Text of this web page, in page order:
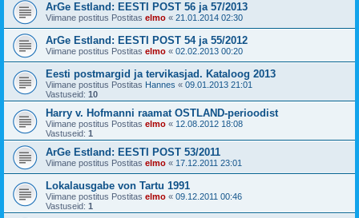
ArGe Estland: EESTI POST 56 ja 57/2013
Viimane postitus Postitas elmo « 21.01.2014 02:30
ArGe Estland: EESTI POST 54 ja 55/2012
Viimane postitus Postitas elmo « 02.02.2013 00:20
Eesti postmargid ja tervikasjad. Kataloog 2013
Viimane postitus Postitas Hannes « 09.01.2013 21:01
Vastuseid: 10
Harry v. Hofmanni raamat OSTLAND-perioodist
Viimane postitus Postitas elmo « 12.08.2012 18:08
Vastuseid: 1
ArGe Estland: EESTI POST 53/2011
Viimane postitus Postitas elmo « 17.12.2011 23:01
Lokalausgabe von Tartu 1991
Viimane postitus Postitas elmo « 09.12.2011 00:46
Vastuseid: 1